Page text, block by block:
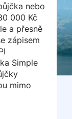
nebo
000 Kč
a přesně
zápisem
Simple
mimo